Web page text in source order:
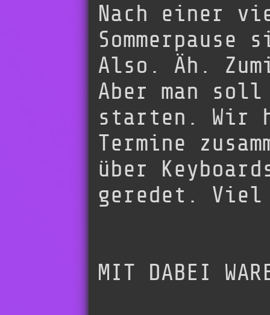
Nach einer
Also. Äh.
Aber man
starten. Wir
Termine
über
geredet. Viel
MIT DABEI